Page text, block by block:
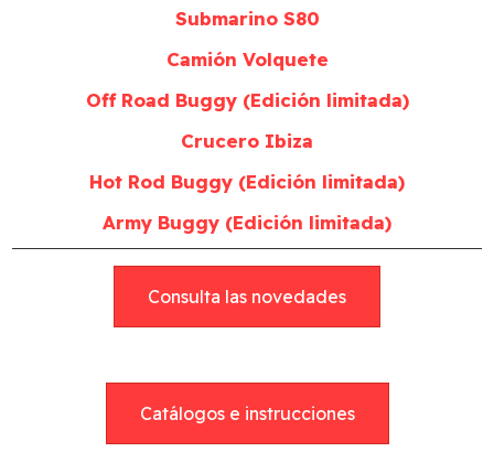
Submarino S80
Camión Volquete
Off Road Buggy (Edición limitada)
Crucero Ibiza
Hot Rod Buggy (Edición limitada)
Army Buggy (Edición limitada)
Consulta las novedades
Catálogos e instrucciones